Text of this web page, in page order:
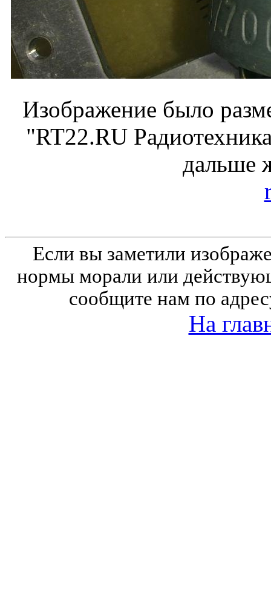
Изображение было
"RT22.RU
дальше
Если вы заметили
нормы морали или
сообщите нам по
На